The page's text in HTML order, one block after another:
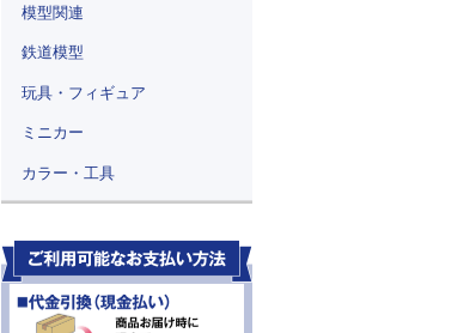
模型関連
鉄道模型
玩具・フィギュア
ミニカー
カラー・工具